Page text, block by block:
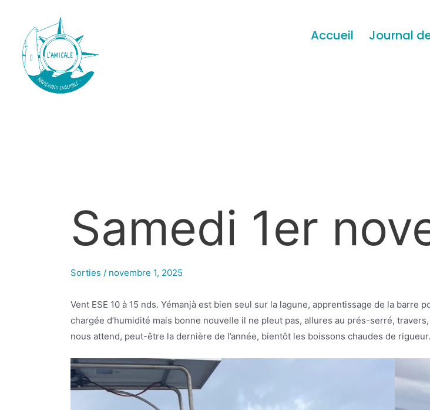
Accueil Journal
Samedi 1er
Sorties / novembre 1, 2025
Vent ESE 10 à 15 nds. Yémanjà est bien seul sur la lagune, apprentissage de la barre
chargée d’humidité mais bonne nouvelle il ne pleut pas, allures au prés-serré,
nous attend, peut-être la dernière de l’année, bientôt les boissons chaudes de rigueur.